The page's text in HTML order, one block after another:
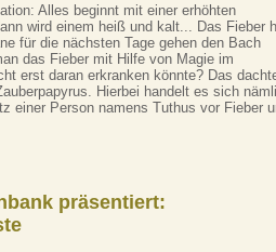
Alles beginnt mit einer erhöhten
wird einem heiß und kalt... Das Fieber
für die nächsten Tage gehen den Bach
das Fieber mit Hilfe von Magie im
erst daran erkranken könnte? Das
Hierbei handelt es sich
einer Person namens Tuthus vor Fieber
präsentiert: